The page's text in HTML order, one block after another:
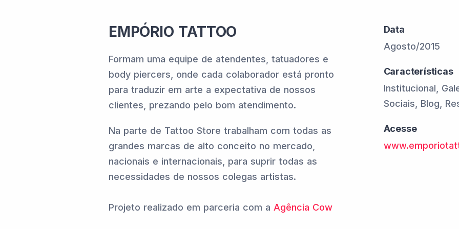
EMPÓRIO TATTOO
Formam uma equipe de atendentes, tatuadores e
body piercers, onde cada colaborador está pronto
para traduzir em arte a expectativa de nossos
clientes, prezando pelo bom atendimento.
Na parte de Tattoo Store trabalham com todas as
grandes marcas de alto conceito no mercado,
nacionais e internacionais, para suprir todas as
necessidades de nossos colegas artistas.
Projeto realizado em parceria com a Agência Cow
Data
Agosto/2015
Características
Institucional,
Sociais, Blog,
Acesse